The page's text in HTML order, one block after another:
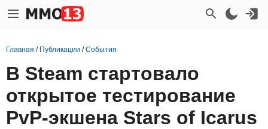
Главная / Публикации /События
В Steam стартовало
открытое тестирование
PvP-экшена Stars of Icarus